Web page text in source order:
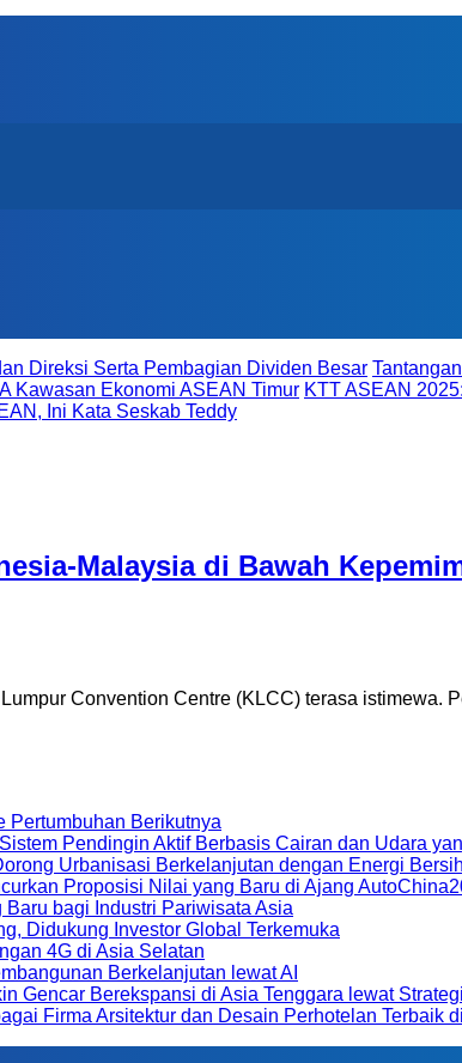
Direksi Serta Pembagian Dividen Besar
Kawasan Ekonomi ASEAN Timur KTT ASEAN
Ini Kata Seskab Teddy
Malaysia di Bawah
Convention Centre (KLCC) terasa istimewa.
Pertumbuhan Berikutnya
Pendingin Aktif Berbasis Cairan dan Udara
Urbanisasi Berkelanjutan dengan Energi Bersih
Proposisi Nilai yang Baru di Ajang
bagi Industri Pariwisata Asia
Didukung Investor Global Terkemuka
4G di Asia Selatan
Berkelanjutan lewat AI
Gencar Berekspansi di Asia Tenggara lewat
Firma Arsitektur dan Desain Perhotelan Terbaik